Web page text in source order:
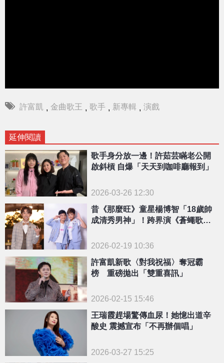
許富凱 , 金曲歌王 , 歌手 , 新專輯 , 演戲
延伸閱讀
歌手身分放一邊！許茹芸瞞老公開
啟斜槓 自爆「天天到咖啡廳報到」
2026-03-26 12:30
昔《那麼旺》童星楊博智「18歲帥
成清秀男神」！跨界演《蒼蠅歌
2026-02-19 10:36
許富凱新歌〈對我祝福〉奪冠霸
榜 重磅拋出「雙重喜訊」
2026-02-15 15:46
王瑞霞趕場驚傳血尿！她憶出道辛
酸史 震撼宣布「不再辦個唱」
2026-03-27 15:25